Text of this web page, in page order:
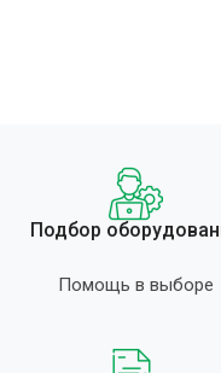
Подбор
Помощь в выборе